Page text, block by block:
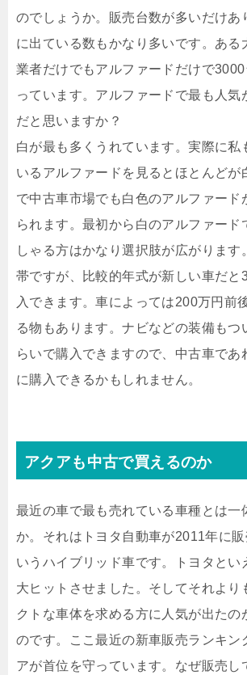
のでしょうか。販売台数が多いだけあ
に出ている数もかなり多いです。ある
業者だけでもアルファードだけで
っています。アルファードで最も人気
だと思いますか？
白が最も多くうれています。実際に私
いるアルファードを見るとほとんどが
で中古車市場でも白色のアルファード
られます。最初から白のアルファード
しゃる方はかなり選択肢が広がります
帯ですが、比較的年式が新しい車だと
入できます。車によっては200万円前
る物もあります。ナビなどの装備もつ
らいで購入できますので、中古車であ
に購入できるかもしれません。
アクアも中古で買えるのか
最近の車で最も売れている車種とは一
か。それはトヨタ自動車が2011年に
いうハイブリッド車です。トヨタとい
大ヒットさせました。そしてそれより
クトな車体を求める方に人気が出たの
のです。ここ最近の新車販売ランキン
アが首位を守っています。なぜ販売し